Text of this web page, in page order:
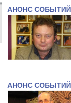
АНОНС СОБЫТИЙ
АНОНС СОБЫТИЙ